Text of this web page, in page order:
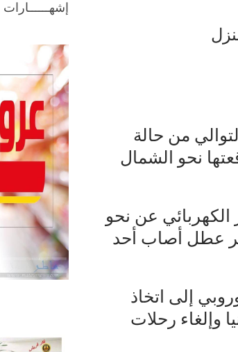
الرابع على التوالي من حالة
نحو الشمال
الكهربائي عن نحو
إثر عطل أصاب أحد
إلى اتخاذ
وإلغاء رحلات
إشهــــــارات